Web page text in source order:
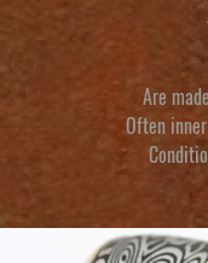
Are
Often